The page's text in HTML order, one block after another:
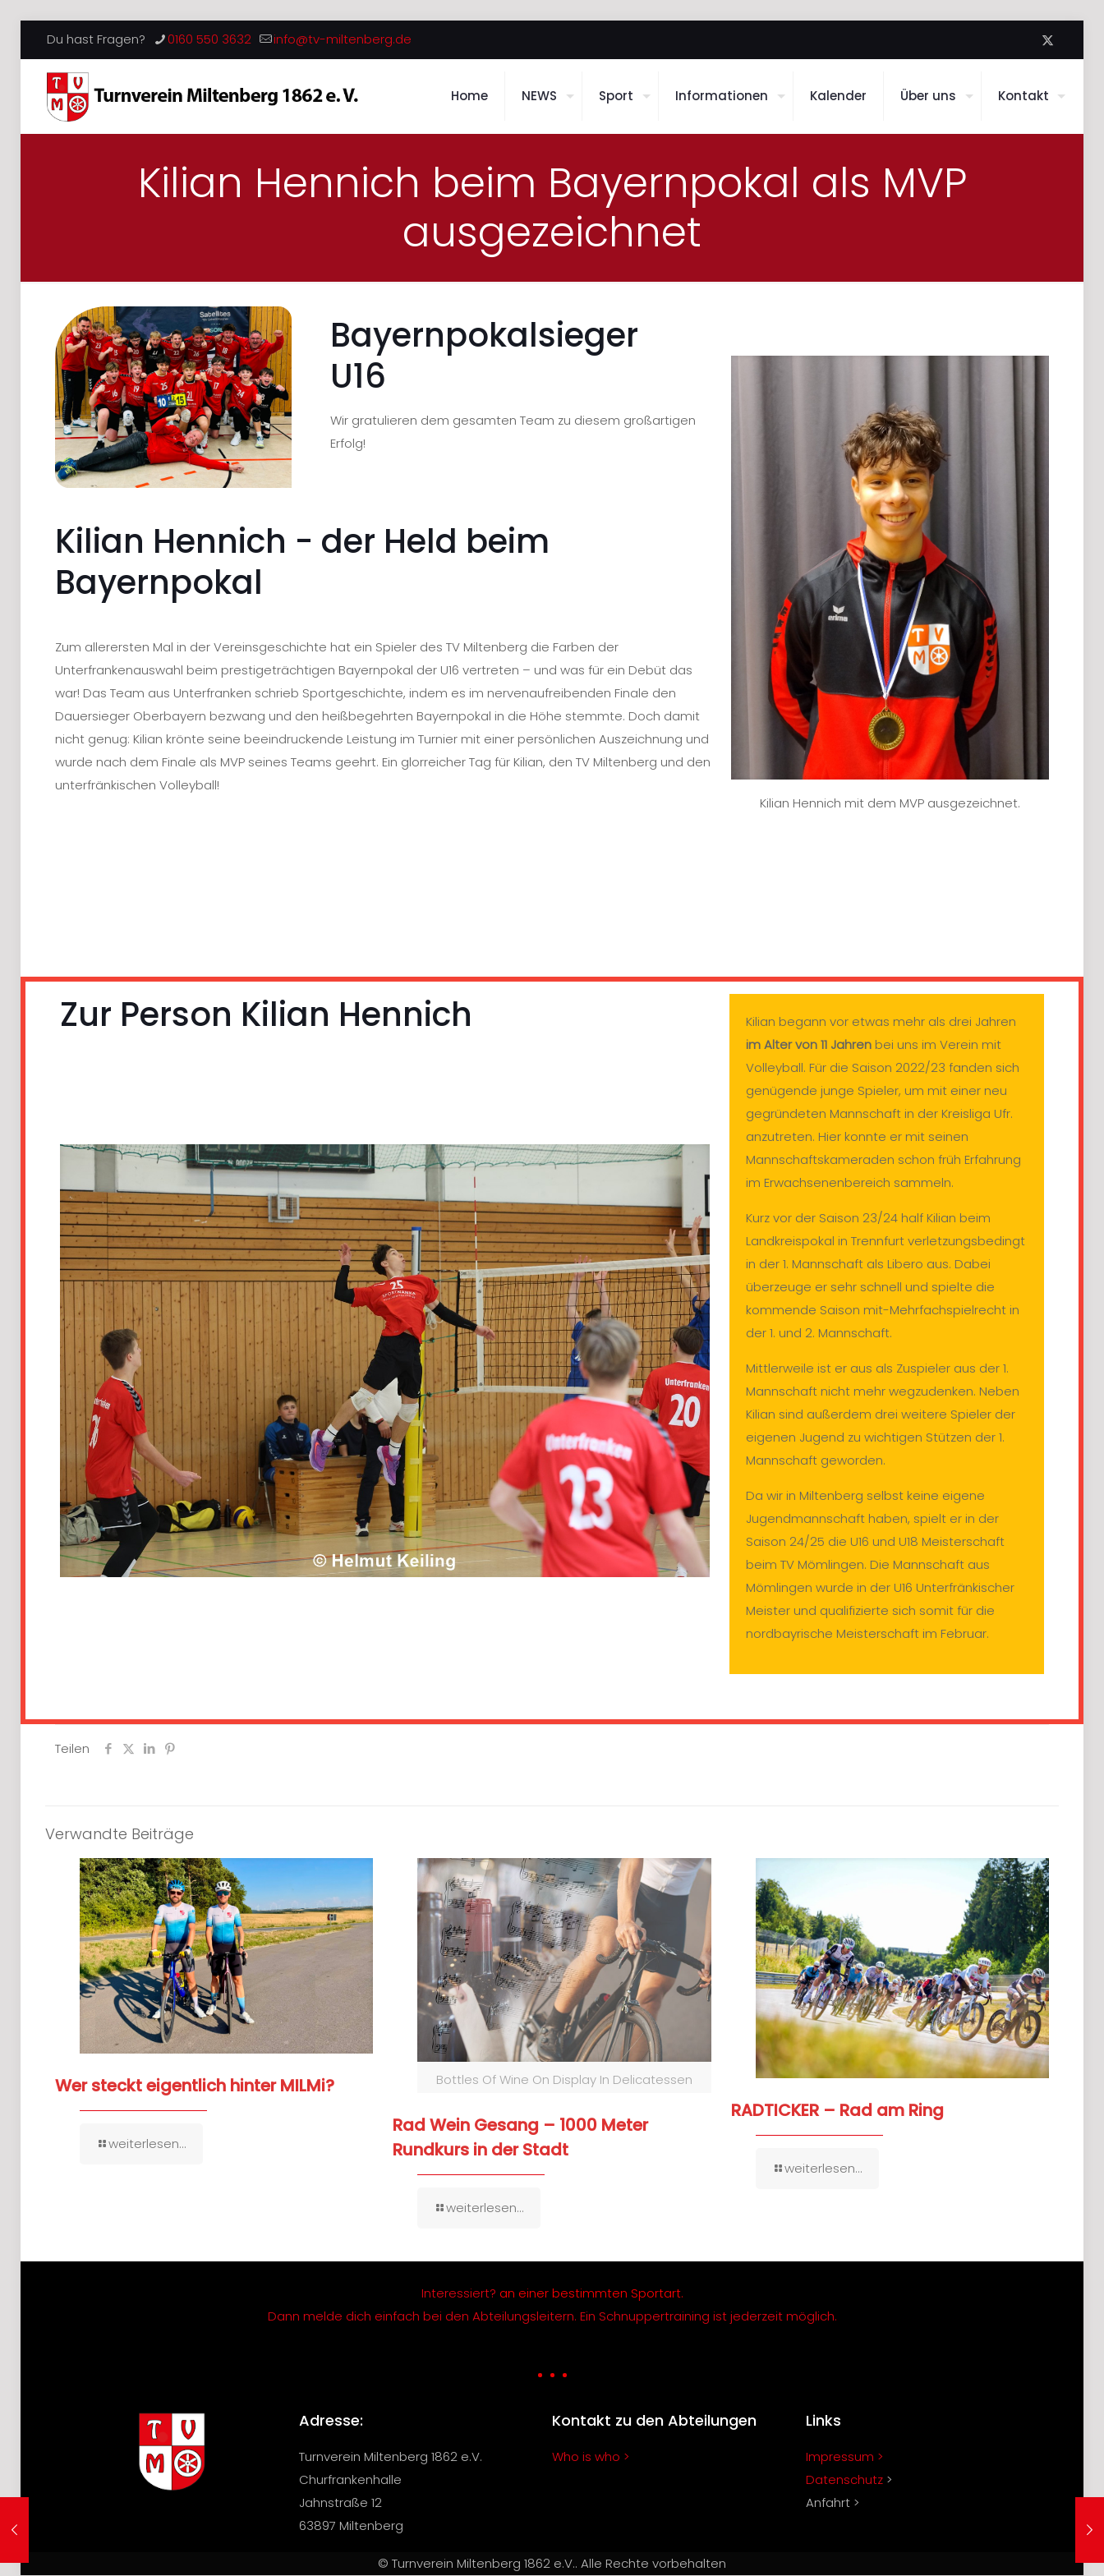
Du hast Fragen? 0160 550 3632 info@tv-miltenberg.de
Home NEWS Sport Informationen Kalender Über uns Kontakt
Kilian Hennich beim Bayernpokal als MVP
ausgezeichnet
Bayernpokalsieger
U16
Wir gratulieren dem gesamten Team zu diesem großartigen
Erfolg!
Kilian Hennich - der Held beim
Bayernpokal
Zum allerersten Mal in der Vereinsgeschichte hat ein Spieler des TV Miltenberg die Farben der
Unterfrankenauswahl beim prestigeträchtigen Bayernpokal der U16 vertreten – und was für ein Debüt das
war! Das Team aus Unterfranken schrieb Sportgeschichte, indem es im nervenaufreibenden Finale den
Dauersieger Oberbayern bezwang und den heißbegehrten Bayernpokal in die Höhe stemmte. Doch damit
nicht genug: Kilian krönte seine beeindruckende Leistung im Turnier mit einer persönlichen Auszeichnung und
wurde nach dem Finale als MVP seines Teams geehrt. Ein glorreicher Tag für Kilian, den TV Miltenberg und den
unterfränkischen Volleyball!
Kilian Hennich mit dem MVP ausgezeichnet.
Zur Person Kilian Hennich
Kilian begann vor etwas mehr als drei Jahren
im Alter von 11 Jahrenbei uns im Verein mit
Volleyball. Für die Saison 2022/23 fanden sich
genügende junge Spieler, um mit einer neu
gegründeten Mannschaft in der Kreisliga Ufr.
anzutreten. Hier konnte er mit seinen
Mannschaftskameraden schon früh Erfahrung
im Erwachsenenbereich sammeln.
Kurz vor der Saison 23/24 half Kilian beim
Landkreispokal in Trennfurt verletzungsbedingt
in der 1. Mannschaft als Libero aus. Dabei
überzeuge er sehr schnell und spielte die
kommende Saison mit-Mehrfachspielrecht in
der 1. und 2. Mannschaft.
Mittlerweile ist er aus als Zuspieler aus der 1.
Mannschaft nicht mehr wegzudenken. Neben
Kilian sind außerdem drei weitere Spieler der
eigenen Jugend zu wichtigen Stützen der 1.
Mannschaft geworden.
Da wir in Miltenberg selbst keine eigene
Jugendmannschaft haben, spielt er in der
Saison 24/25 die U16 und U18 Meisterschaft
beim TV Mömlingen. Die Mannschaft aus
Mömlingen wurde in der U16 Unterfränkischer
Meister und qualifizierte sich somit für die
nordbayrische Meisterschaft im Februar.
Teilen
Verwandte Beiträge
Wer steckt eigentlich hinter MILMi?
weiterlesen...
Bottles Of Wine On Display In Delicatessen
Rad Wein Gesang – 1000 Meter
Rundkurs in der Stadt
weiterlesen...
RADTICKER – Rad am Ring
weiterlesen...
Interessiert? an einer bestimmten Sportart.
Dann melde dich einfach bei den Abteilungsleitern. Ein Schnuppertraining ist jederzeit möglich.
Adresse:
Turnverein Miltenberg 1862 e.V.
Churfrankenhalle
Jahnstraße 12
63897 Miltenberg
Kontakt zu den Abteilungen
Who is who >
Links
Impressum >
Datenschutz>
Anfahrt >
© Turnverein Miltenberg 1862 e.V.. Alle Rechte vorbehalten